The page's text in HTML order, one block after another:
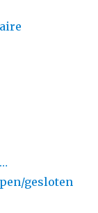
gesloten